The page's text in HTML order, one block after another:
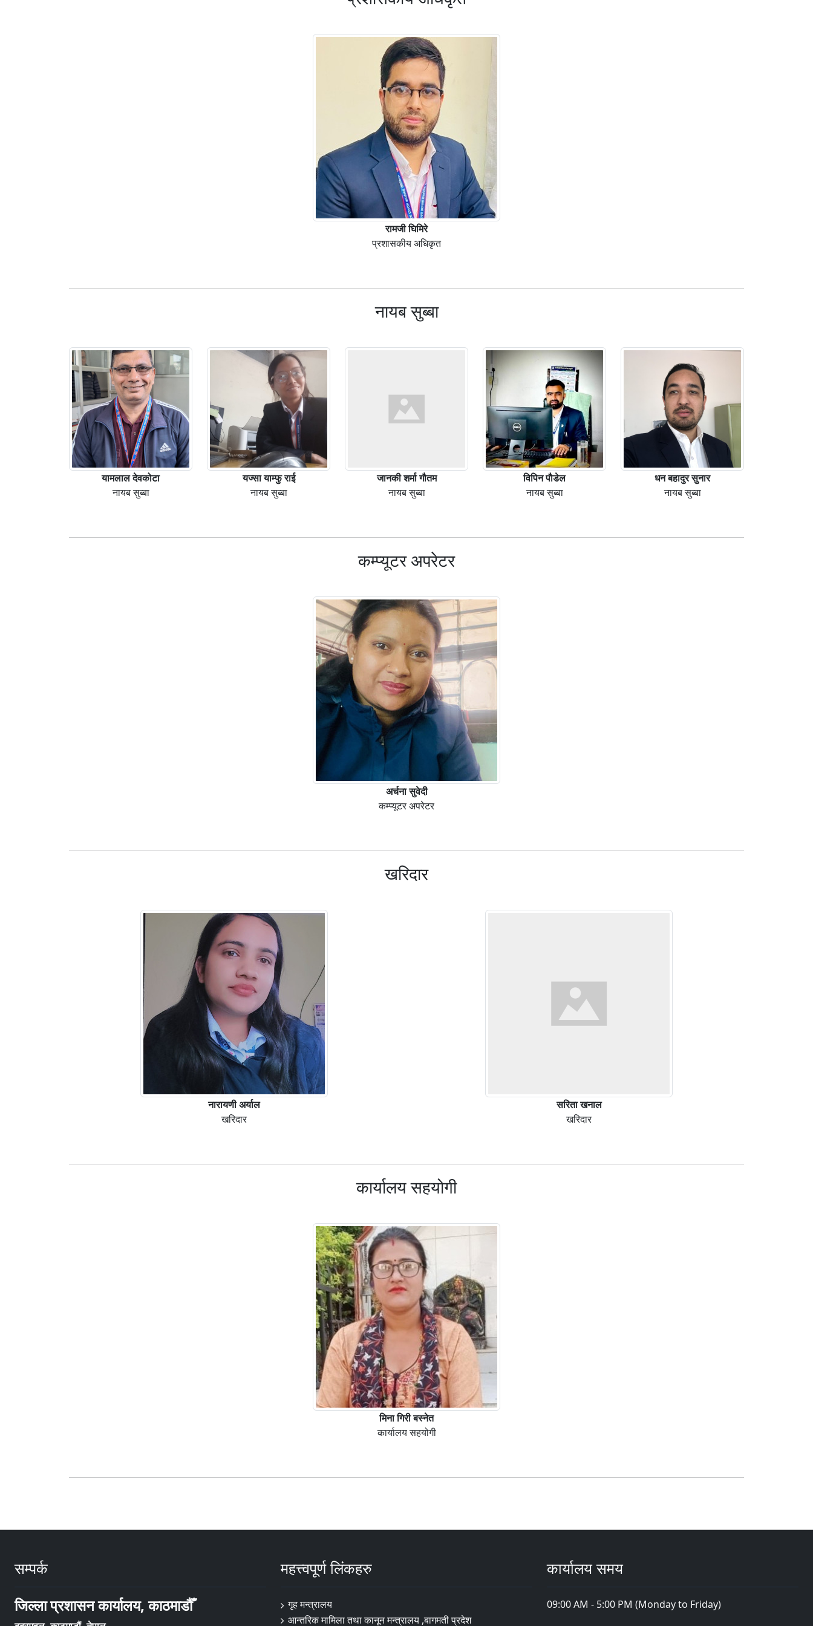
रामजी घिमिरे
प्रशासकीय अधिकृत
नायब सुब्बा
यामलाल देवकोटा
नायब सुब्बा
यज्सा याम्फु राई
नायब सुब्बा
जानकी शर्मा गौतम
नायब सुब्बा
विपिन पाैडेल
नायब सुब्बा
धन बहादुर सुनार
नायब सुब्बा
कम्प्यूटर अपरेटर
अर्चना सुवेदी
कम्प्यूटर अपरेटर
खरिदार
नारायणी अर्याल
खरिदार
सरिता खनाल
खरिदार
कार्यालय सहयोगी
मिना गिरी बस्‍नेत
कार्यालय सहयोगी
सम्पर्क
जिल्ला प्रशासन कार्यालय, काठमाडौँ
महत्त्वपूर्ण लिंकहरु
गृह मन्त्रालय
आन्तरिक मामिला तथा कानून मन्त्रालय ,बागमती प्रदेश
कार्यालय समय
09:00 AM - 5:00 PM (Monday to Friday)